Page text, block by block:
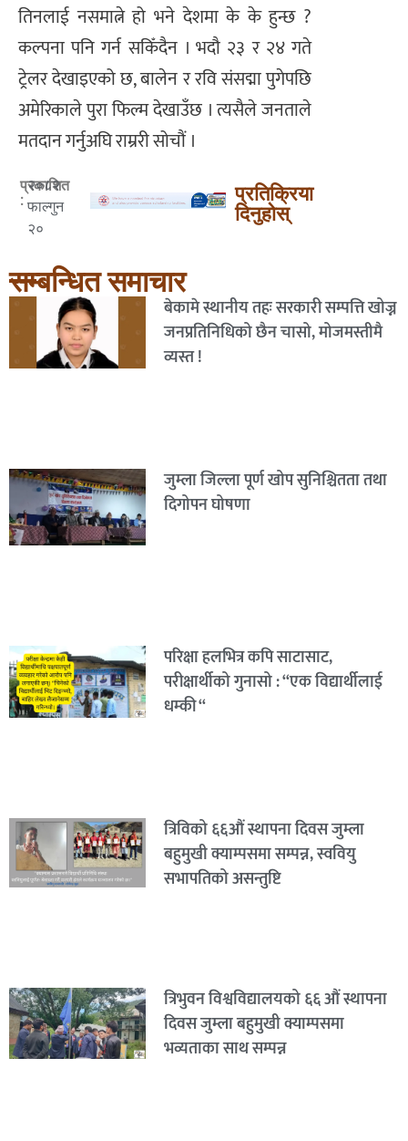
तिनलाई नसमात्ने हो भने देशमा के के हुन्छ ?
कल्पना पनि गर्न सकिँदैन । भदौ २३ र २४ गते
ट्रेलर देखाइएको छ, बालेन र रवि संसद्मा पुगेपछि
अमेरिकाले पुरा फिल्म देखाउँछ । त्यसैले जनताले
मतदान गर्नुअघि राम्ररी सोचौं ।
प्रकाशित
:
२०८२
फाल्गुन
२०
प्रतिक्रिया
दिनुहोस्
सम्बन्धित समाचार
बेकामे स्थानीय तहः सरकारी सम्पत्ति खोज्न
जनप्रतिनिधिको छैन चासो, मोजमस्तीमै
व्यस्त !
जुम्ला जिल्ला पूर्ण खोप सुनिश्चितता तथा
दिगोपन घोषणा
परिक्षा हलभित्र कपि साटासाट,
परीक्षार्थीको गुनासो : “एक विद्यार्थीलाई
धम्की “
त्रिविको ६६औं स्थापना दिवस जुम्ला
बहुमुखी क्याम्पसमा सम्पन्न, स्ववियु
सभापतिको असन्तुष्टि
त्रिभुवन विश्वविद्यालयको ६६ औं स्थापना
दिवस जुम्ला बहुमुखी क्याम्पसमा
भव्यताका साथ सम्पन्न